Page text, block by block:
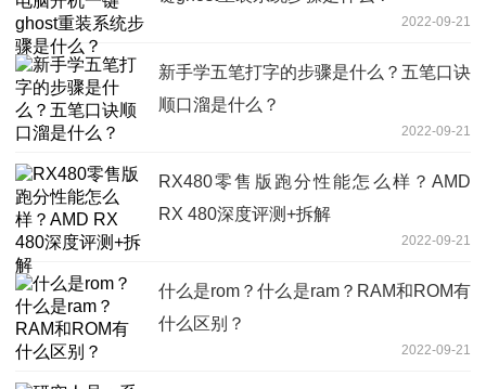
2022-09-21
新手学五笔打字的步骤是什么？五笔口诀
顺口溜是什么？
2022-09-21
RX480零售版跑分性能怎么样？AMD
RX 480深度评测+拆解
2022-09-21
什么是rom？什么是ram？RAM和ROM有
什么区别？
2022-09-21